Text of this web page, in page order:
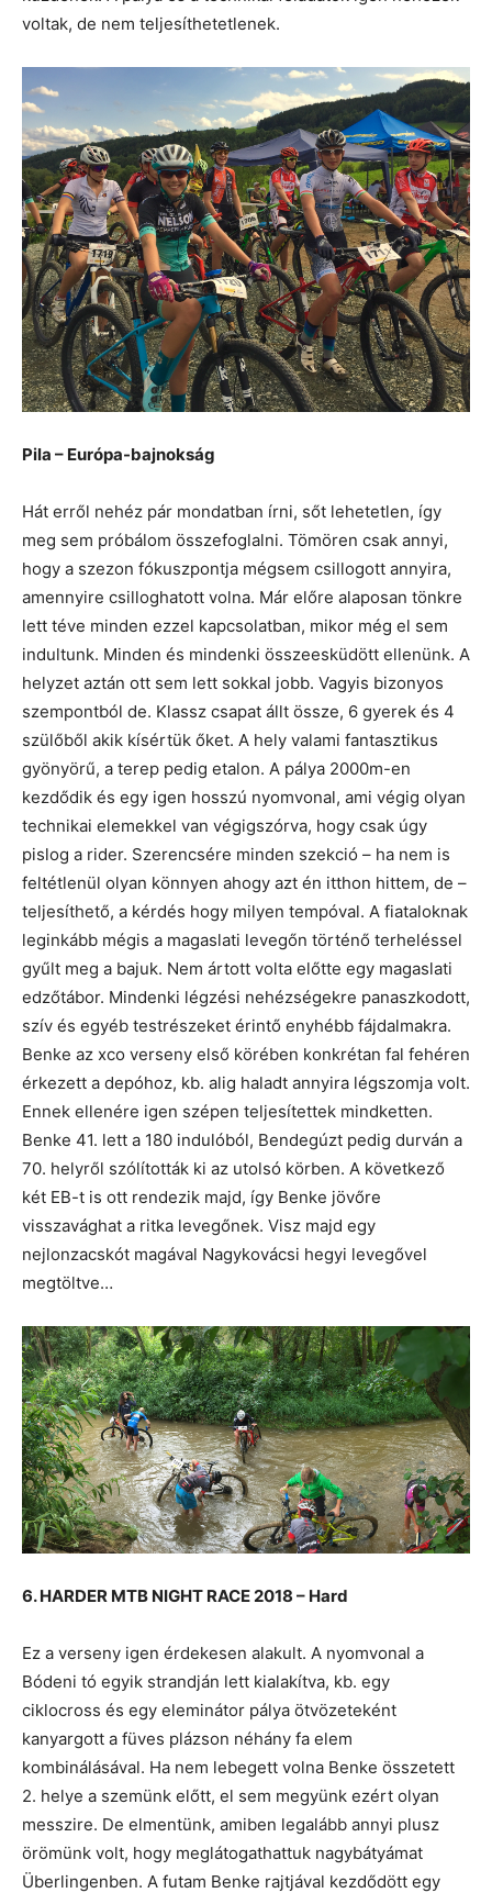
voltak, de nem teljesíthetetlenek.
Pila – Európa-bajnokság
Hát erről nehéz pár mondatban írni, sőt lehetetlen, így
meg sem próbálom összefoglalni. Tömören csak annyi,
hogy a szezon fókuszpontja mégsem csillogott annyira,
amennyire csilloghatott volna. Már előre alaposan tönkre
lett téve minden ezzel kapcsolatban, mikor még el sem
indultunk. Minden és mindenki összeesküdött ellenünk. A
helyzet aztán ott sem lett sokkal jobb. Vagyis bizonyos
szempontból de. Klassz csapat állt össze, 6 gyerek és 4
szülőből akik kísértük őket. A hely valami fantasztikus
gyönyörű, a terep pedig etalon. A pálya 2000m-en
kezdődik és egy igen hosszú nyomvonal, ami végig olyan
technikai elemekkel van végigszórva, hogy csak úgy
pislog a rider. Szerencsére minden szekció – ha nem is
feltétlenül olyan könnyen ahogy azt én itthon hittem, de –
teljesíthető, a kérdés hogy milyen tempóval. A fiataloknak
leginkább mégis a magaslati levegőn történő terheléssel
gyűlt meg a bajuk. Nem ártott volta előtte egy magaslati
edzőtábor. Mindenki légzési nehézségekre panaszkodott,
szív és egyéb testrészeket érintő enyhébb fájdalmakra.
Benke az xco verseny első körében konkrétan fal fehéren
érkezett a depóhoz, kb. alig haladt annyira légszomja volt.
Ennek ellenére igen szépen teljesítettek mindketten.
Benke 41. lett a 180 indulóból, Bendegúzt pedig durván a
70. helyről szólították ki az utolsó körben. A következő
két EB-t is ott rendezik majd, így Benke jövőre
visszavághat a ritka levegőnek. Visz majd egy
nejlonzacskót magával Nagykovácsi hegyi levegővel
megtöltve…
6. HARDER MTB NIGHT RACE 2018 – Hard
Ez a verseny igen érdekesen alakult. A nyomvonal a
Bódeni tó egyik strandján lett kialakítva, kb. egy
ciklocross és egy eleminátor pálya ötvözeteként
kanyargott a füves plázson néhány fa elem
kombinálásával. Ha nem lebegett volna Benke összetett
2. helye a szemünk előtt, el sem megyünk ezért olyan
messzire. De elmentünk, amiben legalább annyi plusz
örömünk volt, hogy meglátogathattuk nagybátyámat
Überlingenben. A futam Benke rajtjával kezdődött egy